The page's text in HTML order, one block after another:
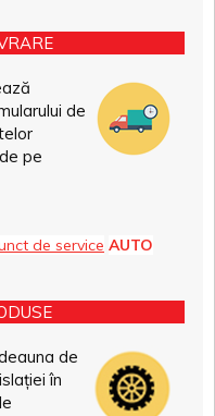
de
pe
de service AUTO
de
în